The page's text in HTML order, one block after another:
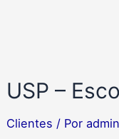
USP –
Clientes / Por admin